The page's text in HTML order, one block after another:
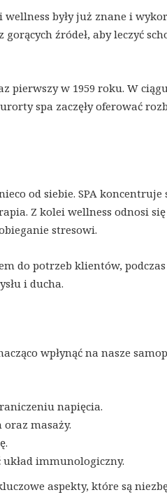
były już znane i
źródeł, aby leczyć
pierwszy w 1959 roku. W
spa zaczęły oferować
od siebie. SPA koncentruje
Z kolei wellness odnosi
stresowi.
do potrzeb klientów,
i ducha.
wpłynąć na nasze
napięcia.
masaży.
immunologiczny.
aspekty, które są